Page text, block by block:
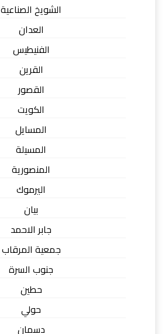
الشويخ الصناعية
العدان
الفنيطيس
القرين
القصور
الكويت
المسايل
المسيلة
المنصورية
اليرموك
بيان
جابر الاحمد
جمعية المرقاب
جنوب السرة
حطين
حولي
دسمان